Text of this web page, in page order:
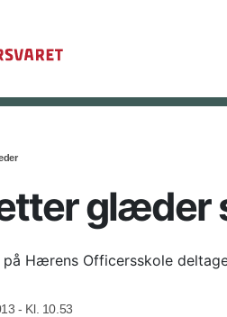
glæder
på Hærens Officersskole
- Kl. 10.53